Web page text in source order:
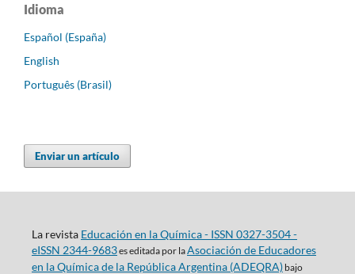
Idioma
Español (España)
English
Português (Brasil)
Enviar un artículo
La revista Educación en la Química - ISSN 0327-3504 -
eISSN 2344-9683es editada por laAsociación de Educadores
en la Química de la República Argentina (ADEQRA)bajo